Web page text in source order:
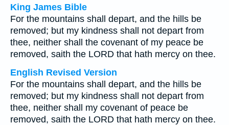
King James Bible
For the mountains shall depart, and the hills be
removed; but my kindness shall not depart from
thee, neither shall the covenant of my peace be
removed, saith the LORD that hath mercy on thee.
English Revised Version
For the mountains shall depart, and the hills be
removed; but my kindness shall not depart from
thee, neither shall my covenant of peace be
removed, saith the LORD that hath mercy on thee.